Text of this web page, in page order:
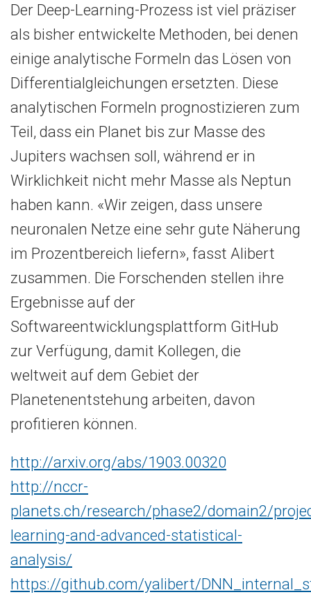
Der Deep-Learning-Prozess ist viel präziser
als bisher entwickelte Methoden, bei denen
einige analytische Formeln das Lösen von
Differentialgleichungen ersetzten. Diese
analytischen Formeln prognostizieren zum
Teil, dass ein Planet bis zur Masse des
Jupiters wachsen soll, während er in
Wirklichkeit nicht mehr Masse als Neptun
haben kann. «Wir zeigen, dass unsere
neuronalen Netze eine sehr gute Näherung
im Prozentbereich liefern», fasst Alibert
zusammen. Die Forschenden stellen ihre
Ergebnisse auf der
Softwareentwicklungsplattform GitHub
zur Verfügung, damit Kollegen, die
weltweit auf dem Gebiet der
Planetenentstehung arbeiten, davon
profitieren können.
http://arxiv.org/abs/1903.00320
http://nccr-
planets.ch/research/phase2/domain2/
learning-and-advanced-statistical-
analysis/
https://github.com/yalibert/